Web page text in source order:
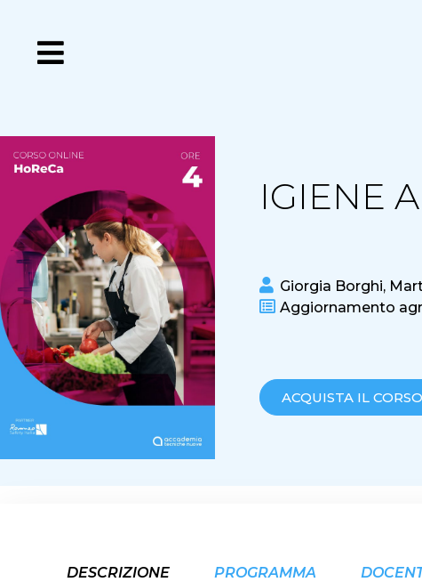
IGIENE
Giorgia Borghi,
Aggiornamento
ACQUISTA IL CORSO
DESCRIZIONE PROGRAMMA